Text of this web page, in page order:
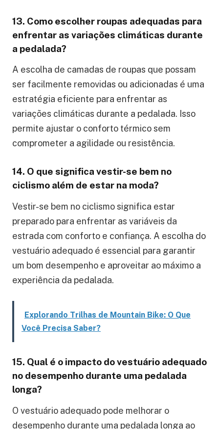
13. Como escolher roupas adequadas para
enfrentar as variações climáticas durante
a pedalada?
A escolha de camadas de roupas que possam
ser facilmente removidas ou adicionadas é uma
estratégia eficiente para enfrentar as
variações climáticas durante a pedalada. Isso
permite ajustar o conforto térmico sem
comprometer a agilidade ou resistência.
14. O que significa vestir-se bem no
ciclismo além de estar na moda?
Vestir-se bem no ciclismo significa estar
preparado para enfrentar as variáveis da
estrada com conforto e confiança. A escolha do
vestuário adequado é essencial para garantir
um bom desempenho e aproveitar ao máximo a
experiência da pedalada.
Explorando Trilhas de Mountain Bike: O Que
Você Precisa Saber?
15. Qual é o impacto do vestuário adequado
no desempenho durante uma pedalada
longa?
O vestuário adequado pode melhorar o
desempenho durante uma pedalada longa ao